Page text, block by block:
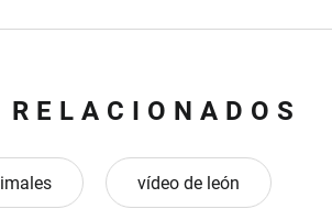
vídeo de león